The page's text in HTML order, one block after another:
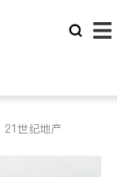
21世纪地产